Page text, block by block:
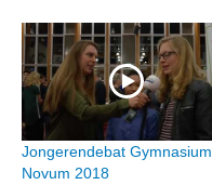
Jongerendebat Gymnasium
Novum 2018